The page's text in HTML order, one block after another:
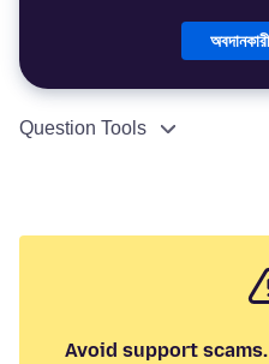
Question Tools
Avoid support scams.